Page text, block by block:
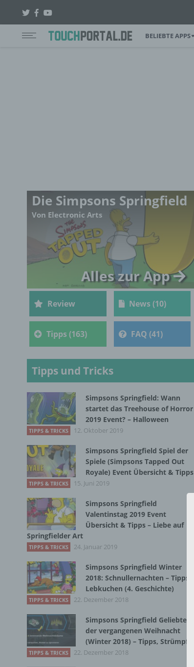
BELIEBTE APPS
Die Simpsons Springfield
Von Electronic Arts
Alles zur App
Review News (10)
Tipps (163) FAQ (41)
Tipps und Tricks
Simpsons Springfield: Wann
startet das Treehouse of Horror
2019 Event? – Halloween
TIPPS & TRICKS 12. Oktober 2019
Simpsons Springfield Spiel der
Spiele (Simpsons Tapped Out
Royale) Event Übersicht & Tipps
TIPPS & TRICKS 15. Juni 2019
Simpsons Springfield
Valentinstag 2019 Event
Übersicht & Tipps – Liebe auf
Springfielder Art
TIPPS & TRICKS 24. Januar 2019
Simpsons Springfield Winter
2018: Schnullernachten – Tipps,
Lebkuchen (4. Geschichte)
TIPPS & TRICKS 22. Dezember 2018
Simpsons Springfield Geliebte
der vergangenen Weihnacht
(Winter 2018) – Tipps, Strümpfe
TIPPS & TRICKS 22. Dezember 2018